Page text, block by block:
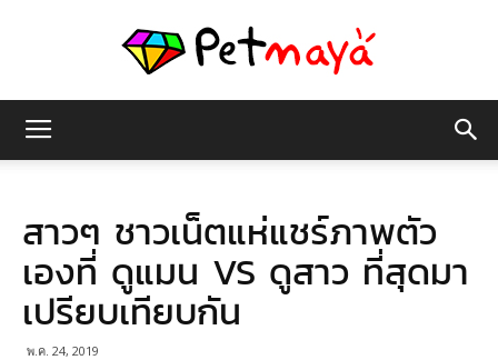
มายา
สาวๆ ชาวเน็ตแห่แชร์ภาพตัว
เองที่ ดูแมน VS ดูสาว ที่สุดมา
เปรียบเทียบกัน
พ.ค. 24, 2019